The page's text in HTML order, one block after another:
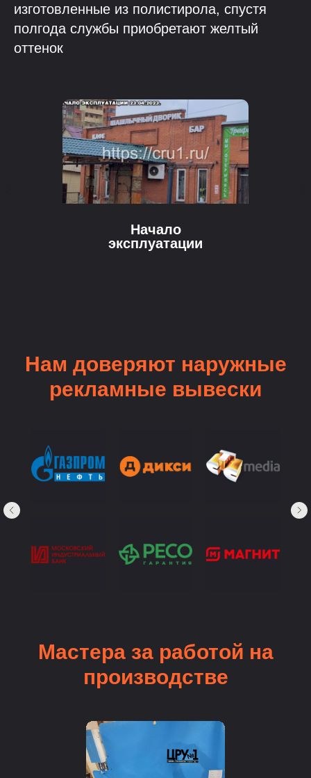
изготовленные из полистирола, спустя
полгода службы приобретают желтый
оттенок
Начало
эксплуатации
Нам доверяют наружные
рекламные вывески
Мастера за работой на
производстве